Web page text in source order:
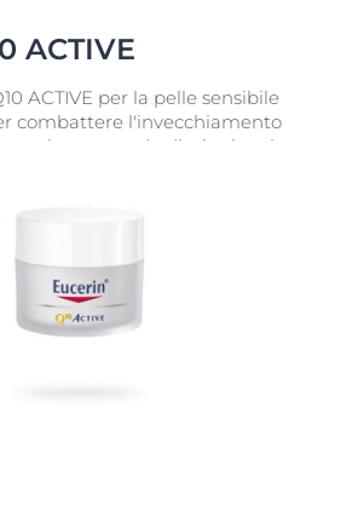
ACTIVE
ACTIVE per la pelle sensibile
combattere l'invecchiamento
avviene quando diminuisce la
di Coenzima Q10, e di
liberi.
i livelli di energia dall'interno, per
cellulare, e così si riduce la
e rughette. Le potenti qualità degli
dagli ulteriori danni dei